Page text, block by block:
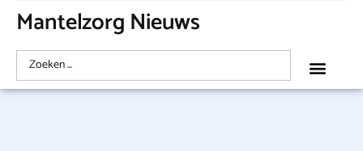
Mantelzorg Nieuws